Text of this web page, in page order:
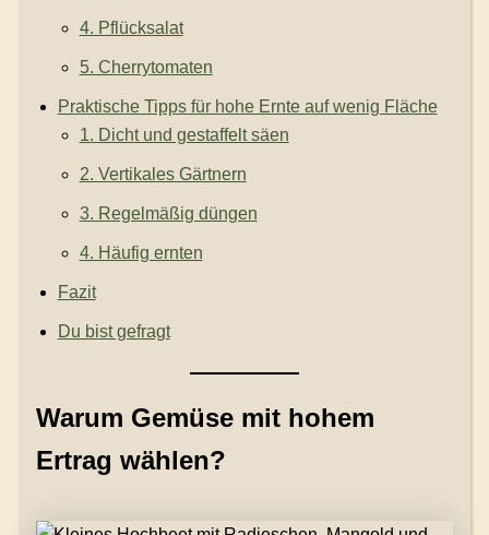
4. Pflücksalat
5. Cherrytomaten
Praktische Tipps für hohe Ernte auf wenig Fläche
1. Dicht und gestaffelt säen
2. Vertikales Gärtnern
3. Regelmäßig düngen
4. Häufig ernten
Fazit
Du bist gefragt
Warum Gemüse mit hohem
Ertrag wählen?